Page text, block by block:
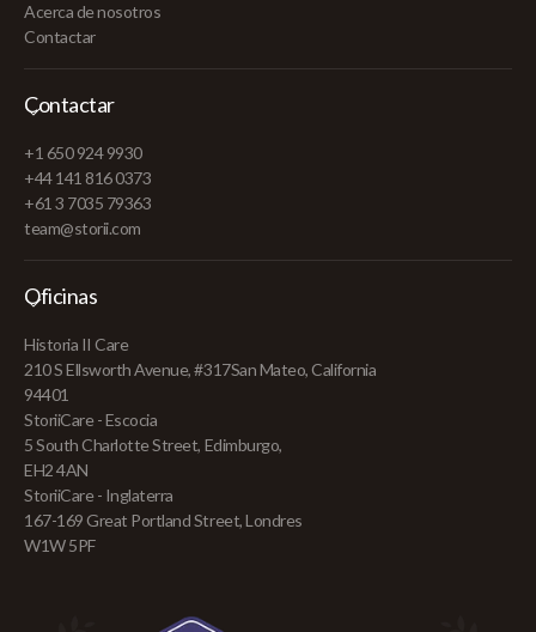
Acerca de nosotros
Contactar
Contactar
+1 650 924 9930
+44 141 816 0373
+61 3 7035 79363
team@storii.com
Oficinas
Historia II Care
210 S Ellsworth Avenue, #317San Mateo, California
94401
StoriiCare - Escocia
5 South Charlotte Street, Edimburgo,
EH2 4AN
StoriiCare - Inglaterra
167-169 Great Portland Street, Londres
W1W 5PF